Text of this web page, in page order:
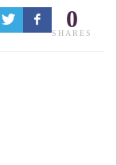
0
SHARES